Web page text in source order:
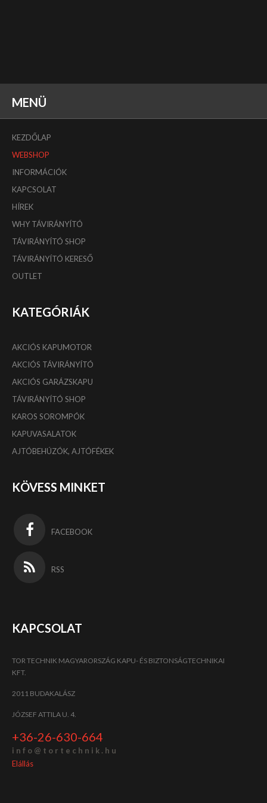
MENÜ
KEZDŐLAP
WEBSHOP
INFORMÁCIÓK
KAPCSOLAT
HÍREK
WHY TÁVIRÁNYÍTÓ
TÁVIRÁNYÍTÓ SHOP
TÁVIRÁNYÍTÓ KERESŐ
OUTLET
KATEGÓRIÁK
AKCIÓS KAPUMOTOR
AKCIÓS TÁVIRÁNYÍTÓ
AKCIÓS GARÁZSKAPU
TÁVIRÁNYÍTÓ SHOP
KAROS SOROMPÓK
KAPUVASALATOK
AJTÓBEHÚZÓK, AJTÓFÉKEK
KÖVESS MINKET
FACEBOOK
RSS
KAPCSOLAT
TOR TECHNIK MAGYARORSZÁG KAPU- ÉS BIZTONSÁGTECHNIKAI
KFT.
2011 BUDAKALÁSZ
JÓZSEF ATTILA U. 4.
+36-26-630-664
i n f o @ t o r t e c h n i k . h u
Elállás